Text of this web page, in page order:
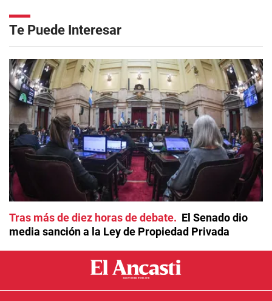
Te Puede Interesar
Tras más de diez horas de debate
El Senado dio
media sanción a la Ley de Propiedad Privada